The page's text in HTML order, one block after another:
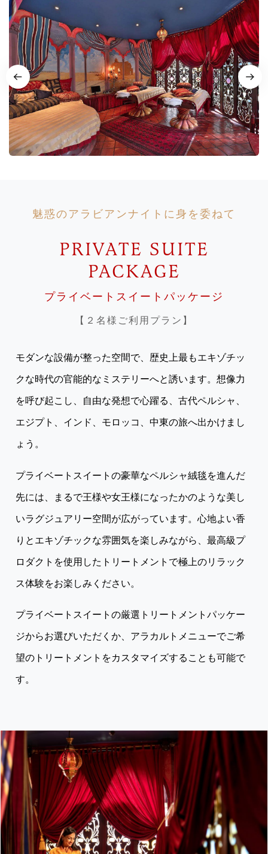
魅惑のアラビアンナイトに身を委ねて
PRIVATE SUITE
PACKAGE
プライベートスイートパッケージ
【２名様ご利用プラン】
モダンな設備が整った空間で、歴史上最もエキゾチッ
クな時代の官能的なミステリーへと誘います。想像力
を呼び起こし、自由な発想で心躍る、古代ペルシャ、
エジプト、インド、モロッコ、中東の旅へ出かけまし
ょう。
プライベートスイートの豪華なペルシャ絨毯を進んだ
先には、まるで王様や女王様になったかのような美し
いラグジュアリー空間が広がっています。心地よい香
りとエキゾチックな雰囲気を楽しみながら、最高級プ
ロダクトを使用したトリートメントで極上のリラック
ス体験をお楽しみください。
プライベートスイートの厳選トリートメントパッケー
ジからお選びいただくか、アラカルトメニューでご希
望のトリートメントをカスタマイズすることも可能で
す。